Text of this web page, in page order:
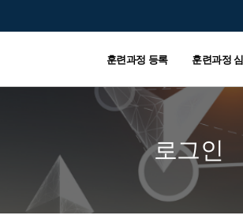
훈련과정 등록 훈련과정
로그인